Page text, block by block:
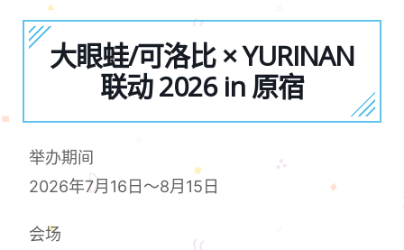
大眼蛙/可洛比 × YURINAN
联动 2026 in 原宿
举办期间
2026年7月16日～8月15日
会场